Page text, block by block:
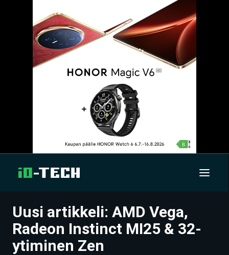
UUTISET
ARTIKKELIT
Uusi artikkeli: AMD Vega,
Radeon Instinct MI25 & 32-
ytiminen Zen